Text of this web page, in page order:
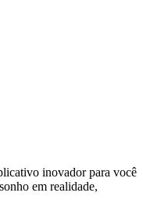
inovador para você
em realidade,